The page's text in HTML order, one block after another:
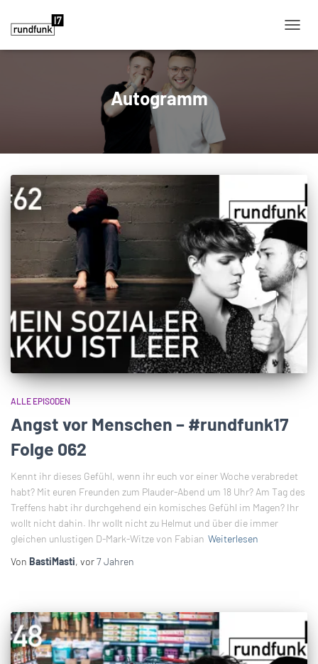
Autogramm
ALLE EPISODEN
Angst vor Menschen – #rundfunk17
Folge 062
Kennt ihr dieses Gefühl, wenn ihr euch vor einer Woche verabredet
habt? Mit euren Freunden zum Plauder-Abend um 18 Uhr? Am Tag des
Treffens habt ihr durchgehend ein komisches Gefühl im Magen? Ihr
wollt nicht dahin. Ihr wollt nicht zu Helmut und über die immer
gleichen unlustigen D-Mark-Witze von Fabian Weiterlesen
Von BastiMasti, vor7 Jahren